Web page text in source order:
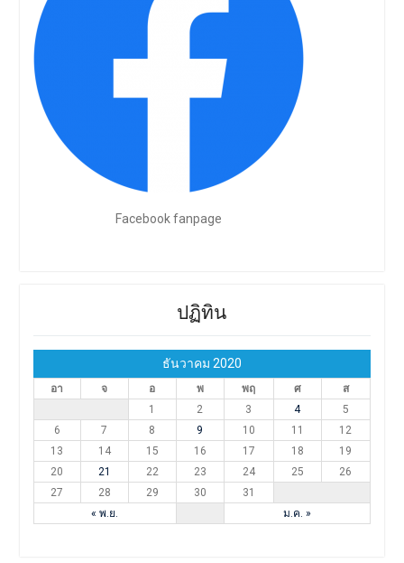
Facebook fanpage
ปฏิทิน
ธันวาคม 2020
อา จ อ พ พฤ ศ ส
« พ.ย. ม.ค. »
1 2 3 4
5
6
7 8 9 10 11
12
13
14 15 16 17 18
19
20
21 22 23 24 25
26
27
28 29 30 31